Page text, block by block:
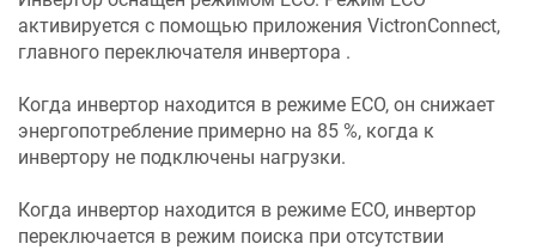
активируется с помощью приложения VictronConnect,
главного переключателя инвертора .
Когда инвертор находится в режиме ECO, он снижает
энергопотребление примерно на 85 %, когда к
инвертору не подключены нагрузки.
Когда инвертор находится в режиме ECO, инвертор
переключается в режим поиска при отсутствии